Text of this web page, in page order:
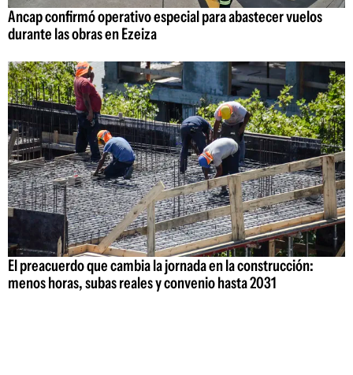
Ancap confirmó operativo especial para abastecer vuelos
durante las obras en Ezeiza
El preacuerdo que cambia la jornada en la construcción:
menos horas, subas reales y convenio hasta 2031